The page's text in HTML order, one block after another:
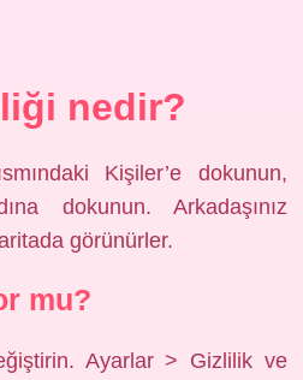
nedir?
Kişiler’e dokunun,
dokunun. Arkadaşınız
görünürler.
mu?
Ayarlar > Gizlilik ve